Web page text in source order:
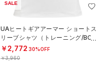
SALE
UAヒートギアアーマー ショートス
リーブシャツ（トレーニング/BOY
S）
￥2,772 30%OFF
￥3,960